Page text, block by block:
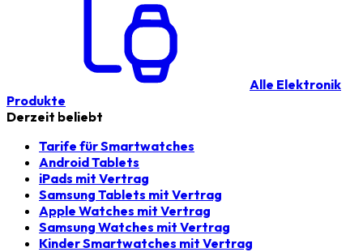
Alle Elektronik
Produkte
Derzeit beliebt
Tarife für Smartwatches
Android Tablets
iPads mit Vertrag
Samsung Tablets mit Vertrag
Apple Watches mit Vertrag
Samsung Watches mit Vertrag
Kinder Smartwatches mit Vertrag